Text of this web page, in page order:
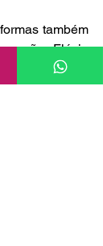
também
Flávio
a IA facilite a
pode levar a